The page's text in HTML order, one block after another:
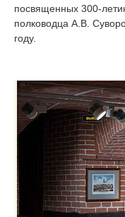
посвященных 300-
полководца А.В.
году.